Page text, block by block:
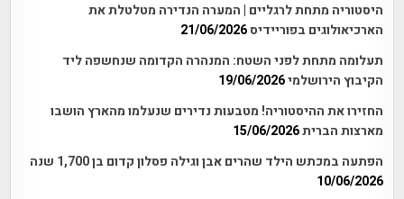
היסטוריה מתחת לרגליים | המערה הנדירה מטלטלת את
הארכיאולוגים בפוריידיס21/06/2026
תעלומה מתחת לפני השטח: המנהרה הקדומה שנחשפה ליד
הקיבוץ הירושלמי19/06/2026
החזירו את ההיסטוריה! מטבעות נדירים שנעלמו מהארץ הושבו
מארצות הברית15/06/2026
הפתעה במכתש הילד שהרים אבן וגילה פסלון קדום בן 1,700 שנה
10/06/2026